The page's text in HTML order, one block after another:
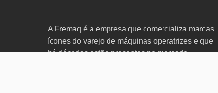
A Fremaq é a empresa que comercializa marcas
ícones do varejo de máquinas operatrizes e que
há décadas estão presentes no mercado.